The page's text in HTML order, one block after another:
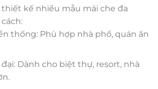
thiết kế nhiều mẫu mái che đa
thống: Phù hợp nhà phố, quán ăn
Dành cho biệt thự, resort, nhà